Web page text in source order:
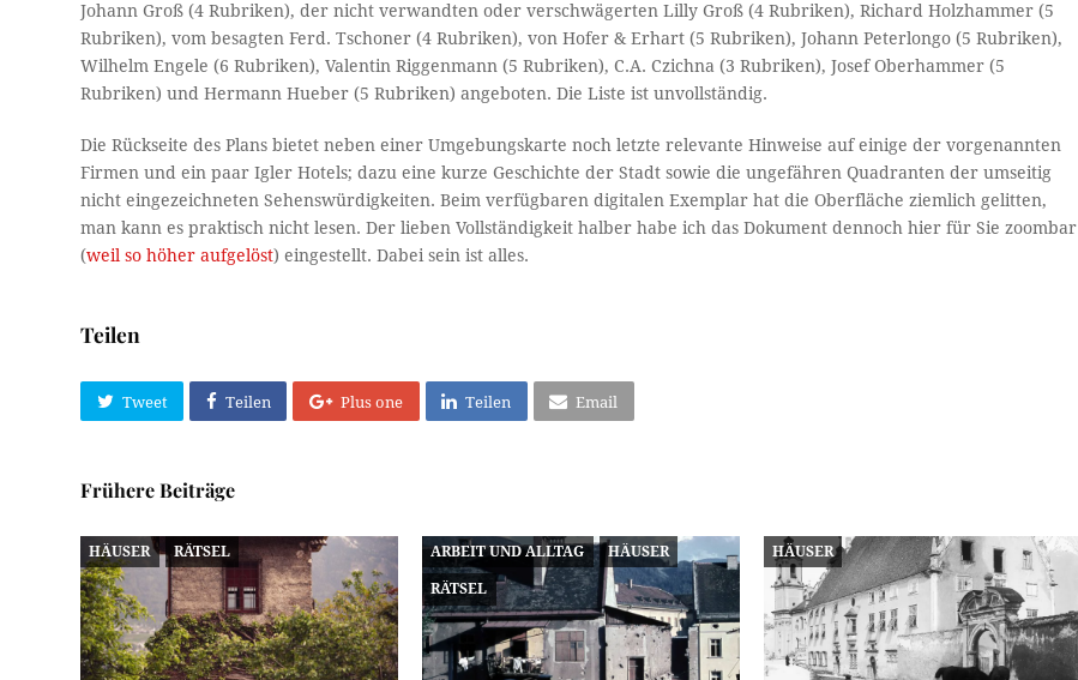
Johann Groß (4 Rubriken), der nicht verwandten oder verschwägerten Lilly Groß (4 Rubriken), Richard Holzhammer (5
Rubriken), vom besagten Ferd. Tschoner (4 Rubriken), von Hofer & Erhart (5 Rubriken), Johann Peterlongo (5 Rubriken),
Wilhelm Engele (6 Rubriken), Valentin Riggenmann (5 Rubriken), C.A. Czichna (3 Rubriken), Josef Oberhammer (5
Rubriken) und Hermann Hueber (5 Rubriken) angeboten. Die Liste ist unvollständig.
Die Rückseite des Plans bietet neben einer Umgebungskarte noch letzte relevante Hinweise auf einige der vorgenannten
Firmen und ein paar Igler Hotels; dazu eine kurze Geschichte der Stadt sowie die ungefähren Quadranten der umseitig
nicht eingezeichneten Sehenswürdigkeiten. Beim verfügbaren digitalen Exemplar hat die Oberfläche ziemlich gelitten,
man kann es praktisch nicht lesen. Der lieben Vollständigkeit halber habe ich das Dokument dennoch hier für Sie zoombar
(weil so höher aufgelöst) eingestellt. Dabei sein ist alles.
Teilen
Tweet Teilen Plus one Teilen Email
Frühere Beiträge
HÄUSER RÄTSEL ARBEIT UND ALLTAG HÄUSER
RÄTSEL
HÄUSER